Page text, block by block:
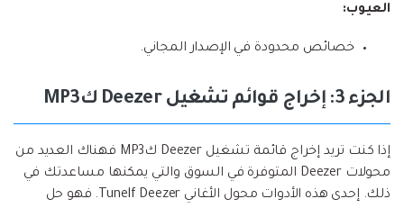
العيوب:
خصائص محدودة في الإصدار المجاني.
الجزء 3: إخراج قوائم تشغيل Deezer كMP3
إذا كنت تريد إخراج قائمة تشغيل Deezer كMP3 فهناك العديد من
محولات Deezer المتوفرة في السوق والتي يمكنها مساعدتك في
ذلك. إحدى هذه الأدوات محول الأغاني Tunelf Deezer. فهو حل